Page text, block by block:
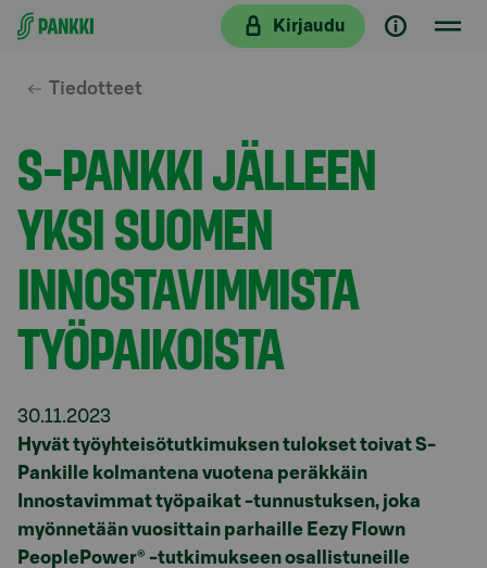
Siirry suoraan sisältöön
Kirjaudu
Tiedotteet
S-PANKKI JÄLLEEN
YKSI SUOMEN
INNOSTAVIMMISTA
TYÖPAIKOISTA
30.11.2023
Hyvät työyhteisötutkimuksen tulokset toivat S-
Pankille kolmantena vuotena peräkkäin
Innostavimmat työpaikat -tunnustuksen, joka
myönnetään vuosittain parhaille Eezy Flown
PeoplePower® -tutkimukseen osallistuneille